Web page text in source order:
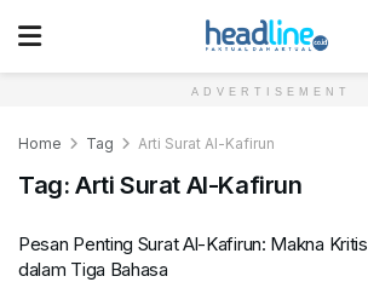
ADVERTISEMENT
Home Tag Arti Surat Al-Kafirun
Tag: Arti Surat Al-Kafirun
Pesan Penting Surat Al-Kafirun: Makna Kritis
dalam Tiga Bahasa